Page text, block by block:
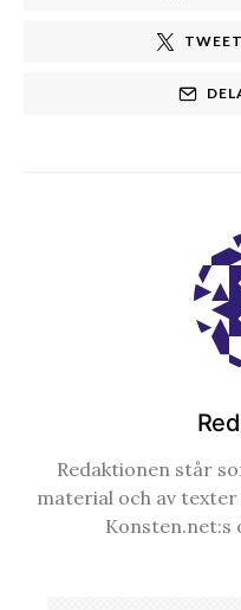
Redaktionen står
material och av
Konsten.net:s